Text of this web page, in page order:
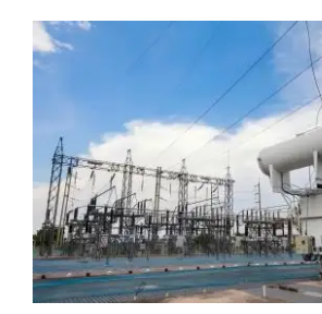
vă nouă în Chicago, Illinois, din 4–7 mai 202...